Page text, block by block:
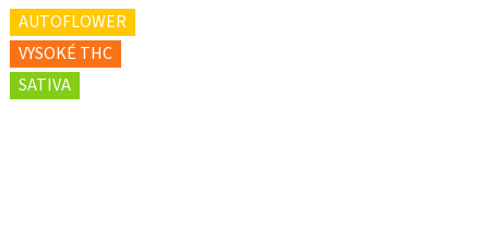
AUTOFLOWER
VYSOKÉ THC
SATIVA